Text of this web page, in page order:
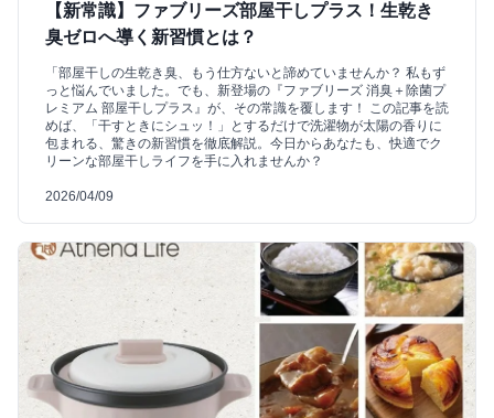
【新常識】ファブリーズ部屋干しプラス！生乾き
臭ゼロへ導く新習慣とは？
「部屋干しの生乾き臭、もう仕方ないと諦めていませんか？ 私もず
っと悩んでいました。でも、新登場の『ファブリーズ 消臭＋除菌プ
レミアム 部屋干しプラス』が、その常識を覆します！ この記事を読
めば、「干すときにシュッ！」とするだけで洗濯物が太陽の香りに
包まれる、驚きの新習慣を徹底解説。今日からあなたも、快適でク
リーンな部屋干しライフを手に入れませんか？
2026/04/09